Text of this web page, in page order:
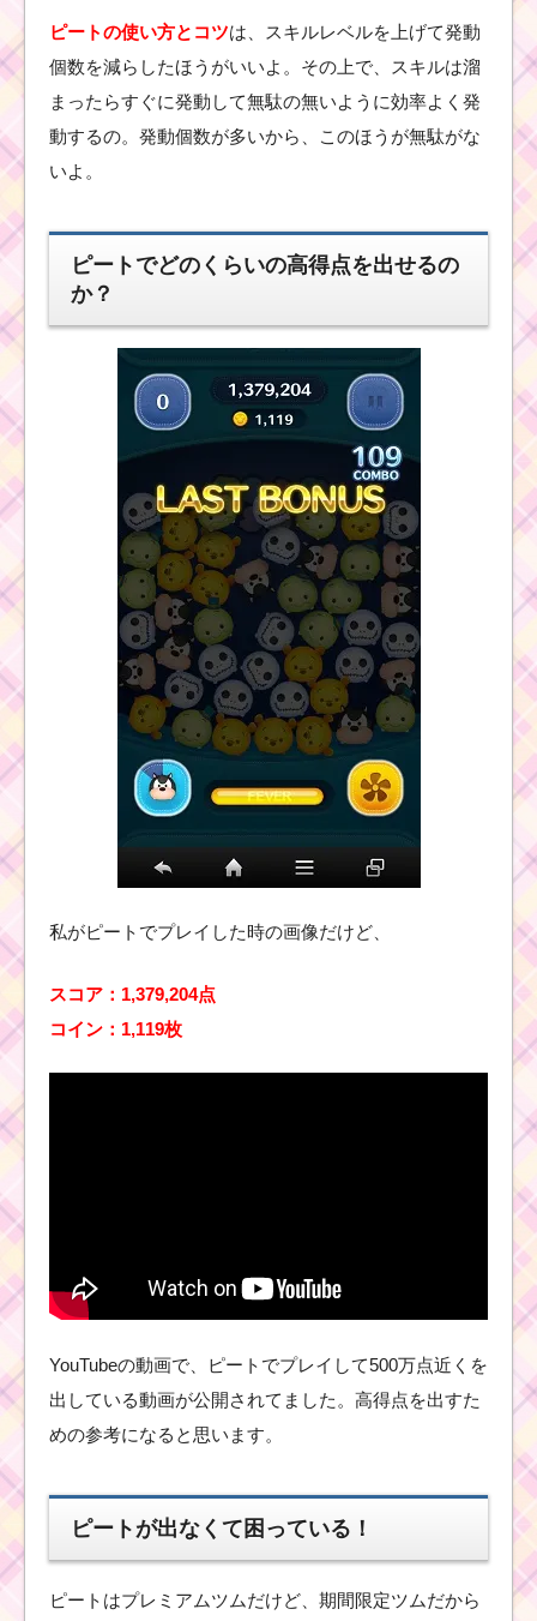
ハットミッキー
の基礎情報とス
キル画像･高得点
をだすには？
とスキル一覧
ツムツムキャラ
礎情報とスキル
画像･高得点をだ
すには？
ツムツムキャラクタ
ー！スフレの基礎情報
とスキル画像･高得点を
だすには？
ツムツム！ウッ
ディ保安官の使
い方とスキル動
画｜縦ライン状
のスキルを左右
に動かせる
ツムツムキャラクタ
ー！イーヨーのスキル
イムボム量産型
ン
ーベルの使い方とスキ
ル動画｜ツムが2種類に
なる
ツムツム！ねじねじグ
ーフィーの使い方とス
キル動画｜コインもス
ピートの使い方とコツは、スキルレベルを上げて発動
個数を減らしたほうがいいよ。その上で、スキルは溜
まったらすぐに発動して無駄の無いように効率よく発
動するの。発動個数が多いから、このほうが無駄がな
いよ。
ピートでどのくらいの高得点を出せるの
か？
私がピートでプレイした時の画像だけど、
スコア：1,379,204点
コイン：1,119枚
YouTubeの動画で、ピートでプレイして500万点近くを
出している動画が公開されてました。高得点を出すた
めの参考になると思います。
ピートが出なくて困っている！
ピートはプレミアムツムだけど、期間限定ツムだから